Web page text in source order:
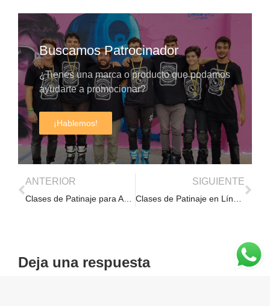
Buscamos Patrocinador
¿Tienes una marca o producto que podamos
ayudarte a promocionar?
¡Hablemos!
SPONSORS
ANTERIOR SIGUIENTE
Deja una respuesta